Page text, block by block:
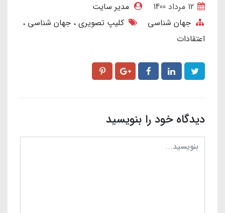
مدیر سایت
جهان شناسی
کلیپ تصویری جهان شناسی
اعتقادات
دیدگاه خود را بنویسید